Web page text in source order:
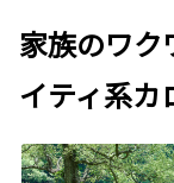
家族のワク
イティ系カ